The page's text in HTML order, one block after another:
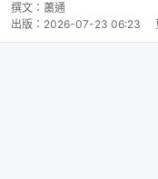
撰文： 蕭通
出版： 2026-07-23 06:23